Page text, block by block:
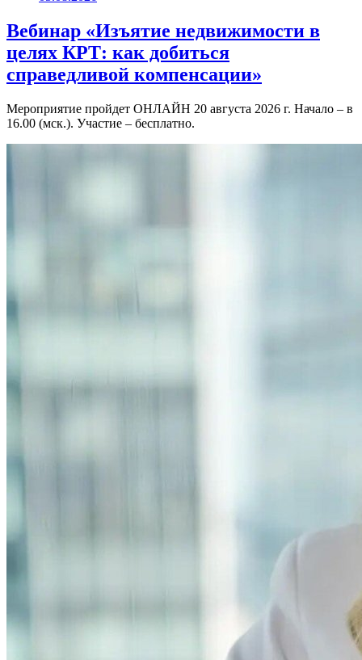
Вебинар «Изъятие недвижимости в
целях КРТ: как добиться
справедливой компенсации»
Мероприятие пройдет ОНЛАЙН 20 августа 2026 г. Начало – в
16.00 (мск.). Участие – бесплатно.